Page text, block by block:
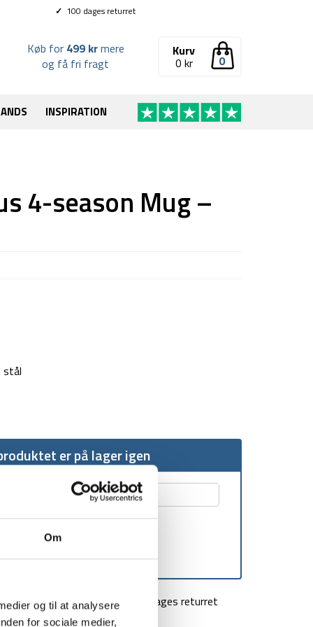
Om
og til at analysere
for sociale medier,
✓ 100 dages returret
0
Kurv
0 kr
Køb for 499 krmere
og få fri fragt
INSPIRATION
4-season Mug –
stål
er på lager igen
over 499 kr 100 dages returret